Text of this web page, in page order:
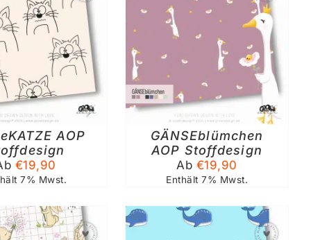
AOP
€19,90
7% Mwst.
WÄHLEN
DIESES
PRODUKT
WEIST
MEHRERE
VARIANTEN
AUF.
DIE
OPTIONEN
KÖNNEN
AUF
PRODUKTSEITE
GEWÄHLT
WERDEN
/ DETAILS
GÄNSEblümchen
AOP Stoffdesign
Ab €19,90
Enthält 7% Mwst.